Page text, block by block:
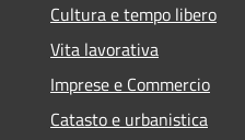
Cultura e tempo libero
Vita lavorativa
Imprese e Commercio
Catasto e urbanistica